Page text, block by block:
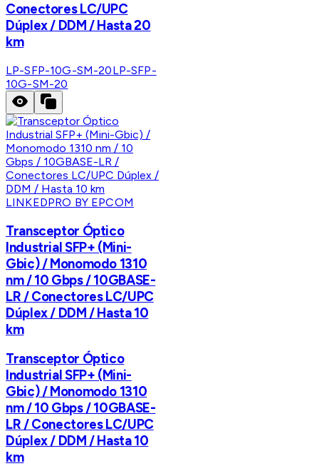
Conectores LC/UPC
Dúplex / DDM / Hasta 20
km
LP-SFP-10G-SM-20LP-SFP-
10G-SM-20
LINKEDPRO BY EPCOM
Transceptor Óptico
Industrial SFP+ (Mini-
Gbic) / Monomodo 1310
nm / 10 Gbps / 10GBASE-
LR / Conectores LC/UPC
Dúplex / DDM / Hasta 10
km
Transceptor Óptico
Industrial SFP+ (Mini-
Gbic) / Monomodo 1310
nm / 10 Gbps / 10GBASE-
LR / Conectores LC/UPC
Dúplex / DDM / Hasta 10
km